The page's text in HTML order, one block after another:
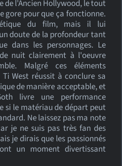
de l'Ancien Hollywood, le tout
gore pour que ça fonctionne.
du film, mais il lui
doute de la profondeur tant
dans les personnages. Le
nuit clairement à l'oeuvre
Malgré ces éléments
West réussit à conclure sa
de manière acceptable, et
livre une performance
si le matériau de départ peut
Ne laissez pas ma note
je ne suis pas très fan des
je dirais que les passionnés
un moment divertissant